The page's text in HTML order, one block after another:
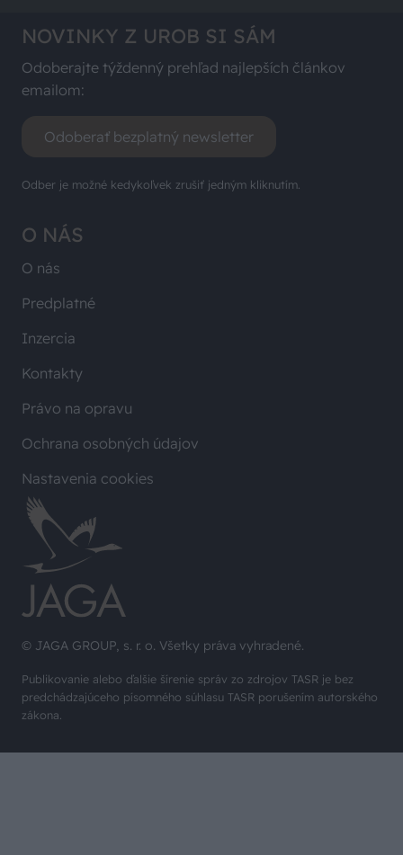
© JAGA GROUP, s. r. o. Všetky práva vyhradené.
Publikovanie alebo ďalšie šírenie správ zo zdrojov TASR je bez
predchádzajúceho písomného súhlasu TASR porušením autorského
zákona.
O NÁS
O nás
Predplatné
Inzercia
Kontakty
Právo na opravu
Ochrana osobných údajov
Nastavenia cookies
NOVINKY Z UROB SI SÁM
Odoberajte týždenný prehľad najlepších článkov
emailom:
Odoberať bezplatný newsletter
Odber je možné kedykoľvek zrušiť jedným kliknutím.